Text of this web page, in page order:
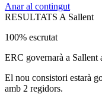
Anar al contingut
RESULTATS A Sallent
100% escrutat
ERC governarà a Sallent
El nou consistori estarà
amb 2 regidors.